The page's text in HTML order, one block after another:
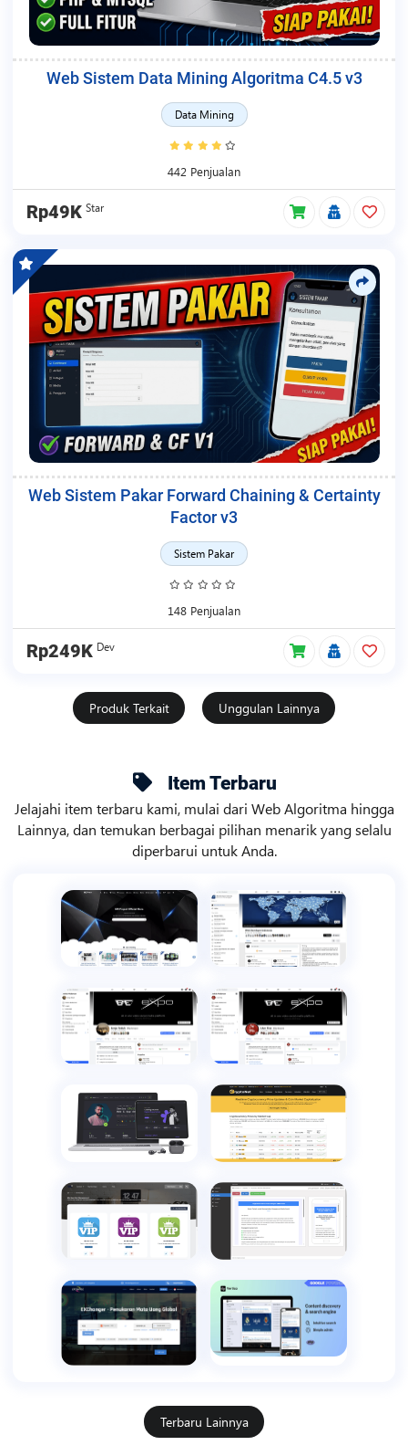
Web Sistem Data Mining Algoritma C4.5 v3
Data Mining
442 Penjualan
Rp49K Star
Web Sistem Pakar Forward Chaining & Certainty
Factor v3
Sistem Pakar
148 Penjualan
Rp249K Dev
Produk Terkait Unggulan Lainnya
Item Terbaru
Jelajahi item terbaru kami, mulai dari Web Algoritma hingga
Lainnya, dan temukan berbagai pilihan menarik yang selalu
diperbarui untuk Anda.
Terbaru Lainnya